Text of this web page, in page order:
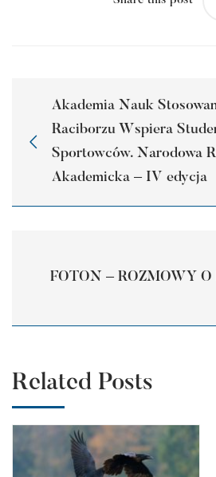
Akademia Nauk
Raciborzu Wspiera
Sportowców. Narodowa
Akademicka – IV edycja
FOTON – ROZMOWY O
Related Posts